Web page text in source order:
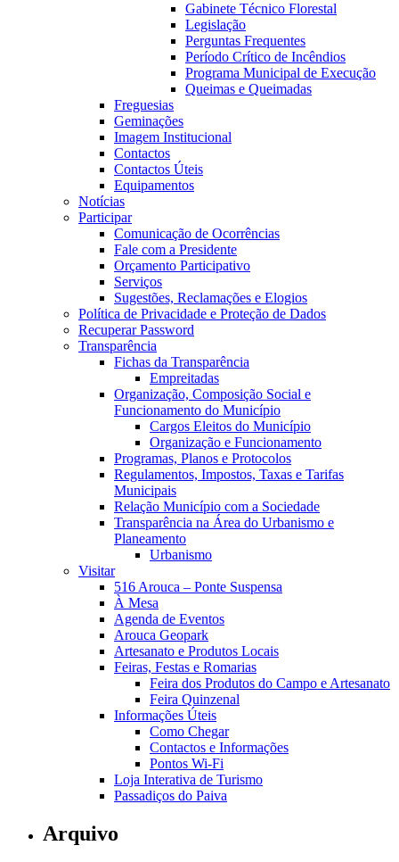
Gabinete Técnico Florestal
Legislação
Perguntas Frequentes
Período Crítico de Incêndios
Programa Municipal de Execução
Queimas e Queimadas
Freguesias
Geminações
Imagem Institucional
Contactos
Contactos Úteis
Equipamentos
Notícias
Participar
Comunicação de Ocorrências
Fale com a Presidente
Orçamento Participativo
Serviços
Sugestões, Reclamações e Elogios
Política de Privacidade e Proteção de Dados
Recuperar Password
Transparência
Fichas da Transparência
Empreitadas
Organização, Composição Social e
Funcionamento do Município
Cargos Eleitos do Município
Organização e Funcionamento
Programas, Planos e Protocolos
Regulamentos, Impostos, Taxas e Tarifas
Municipais
Relação Município com a Sociedade
Transparência na Área do Urbanismo e
Planeamento
Urbanismo
Visitar
516 Arouca – Ponte Suspensa
À Mesa
Agenda de Eventos
Arouca Geopark
Artesanato e Produtos Locais
Feiras, Festas e Romarias
Feira dos Produtos do Campo e Artesanato
Feira Quinzenal
Informações Úteis
Como Chegar
Contactos e Informações
Pontos Wi-Fi
Loja Interativa de Turismo
Passadiços do Paiva
Arquivo